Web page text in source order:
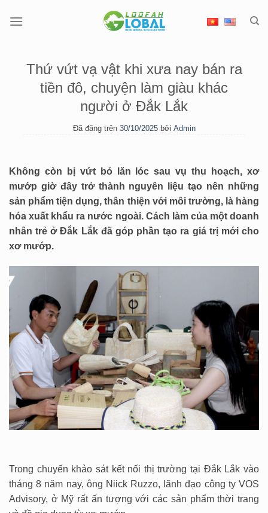
đến
Thứ vứt vạ vật khi xưa nay bán ra
tiền đô, chuyện làm giàu khác
người ở Đắk Lắk
Đã đăng trên 30/10/2025 bởi Admin
Không còn bị vứt bỏ lăn lóc sau vụ thu hoạch, xơ
mướp giờ đây trở thành nguyên liệu tạo nên những
sản phẩm tiện dụng, thân thiện với môi trường, là hàng
hóa xuất khẩu ra nước ngoài. Cách làm của một doanh
nhân trẻ ở Đắk Lắk đã góp phần tạo ra giá trị mới cho
xơ mướp.
Trong chuyến khảo sát kết nối thị trường tại Đắk Lắk vào
tháng 8 năm nay, ông Niick Ruzzo, lãnh đạo công ty VOS
Advisory, ở Mỹ rất ấn tượng với các sản phẩm thời trang